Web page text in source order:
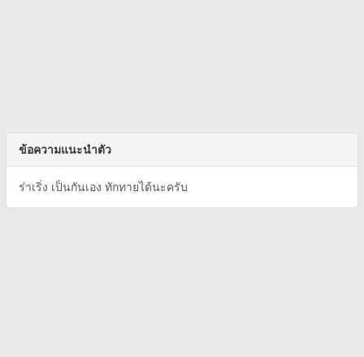
ข้อความแนะนำตัว
ร่าเริ่ง เป็นกันเอง ทักทายได้นะครับ